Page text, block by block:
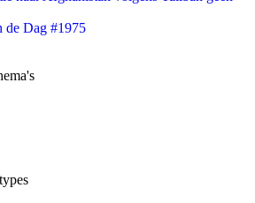
de Dag #1975